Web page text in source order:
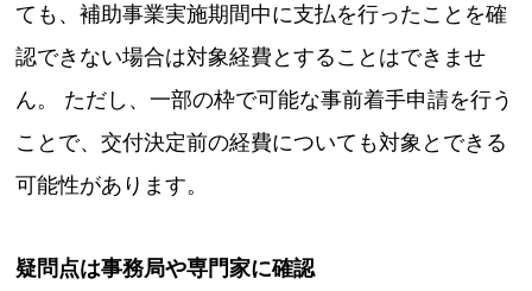
ても、補助事業実施期間中に支払を行ったことを確
認できない場合は対象経費とすることはできませ
ん。 ただし、一部の枠で可能な事前着手申請を行う
ことで、交付決定前の経費についても対象とできる
可能性があります。
疑問点は事務局や専門家に確認